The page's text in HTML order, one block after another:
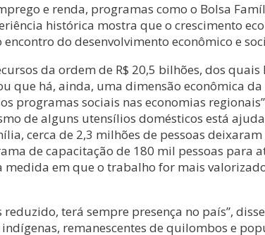
e renda, programas como o Bolsa
histórica mostra que o crescimento
do desenvolvimento econômico e
da ordem de R$ 20,5 bilhões, dos quais
que há, ainda, uma dimensão econômica da
programas sociais nas economias
de alguns utensílios domésticos está
cerca de 2,3 milhões de pessoas
de capacitação de 180 mil pessoas para
em que o trabalho for mais
terá sempre presença no país”,
remanescentes de quilombos e